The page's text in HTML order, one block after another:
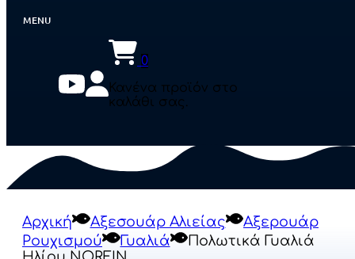
0
Κανένα προϊόν στο
καλάθι σας.
Αρχική Αξεσουάρ Αλιείας
Αξερουάρ
Ρουχισμού
Γυαλιά
Πολωτικά Γυαλιά